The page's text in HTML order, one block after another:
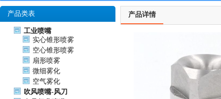
产品类表
工业喷嘴
实心锥形喷雾
空心锥形喷雾
扇形喷雾
微细雾化
空气雾化
吹风喷嘴-风刀
产品详情